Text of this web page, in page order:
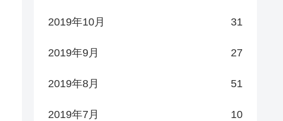
2019年10月 31
2019年9月 27
2019年8月 51
2019年7月 10